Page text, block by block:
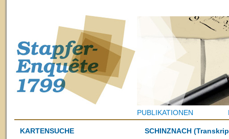
PUBLIKATIONEN
KARTENSUCHE
SCHINZNACH